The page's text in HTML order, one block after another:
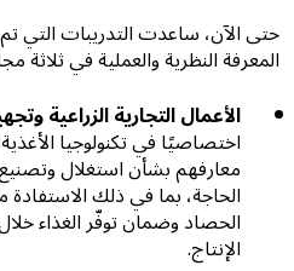
حتى الآن، ساعدت التدريبات التي
المعرفة النظرية والعملية في ثلاثة
الأعمال التجارية الزراعية
معارفهم بشأن استغلال وتصنيع
الحاجة، بما في ذلك
الحصاد وضمان توفّر الغذاء
الإنتاج.